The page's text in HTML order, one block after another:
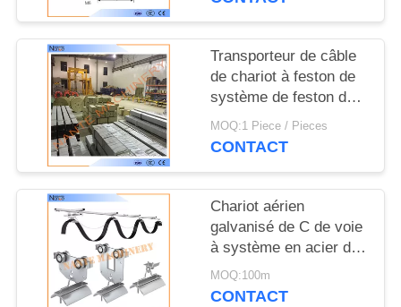
PRIVACY
POLICY
Transporteur de câble
de chariot à feston de
système de feston de
voie de la résistance à
la corrosion C
MOQ:1 Piece / Pieces
CONTACT
Chariot aérien
galvanisé de C de voie
à système en acier de
feston pour les câbles
plats
MOQ:100m
CONTACT